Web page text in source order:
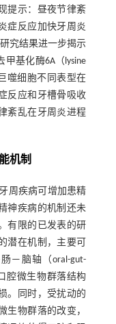
提示：昼夜节律紊
症反应加快牙周炎
究结果进一步揭示
甲基化酶6A（lysine
噬细胞不同表型在
反应和牙槽骨吸收
紊乱在牙周炎进程
机制
周疾病可增加患精
神疾病的机制还未
有限的已发表的研
潜在机制，主要可
—脑轴（oral-gut-
腔微生物群落结构
。同时，受扰动的
生物群落的改变，